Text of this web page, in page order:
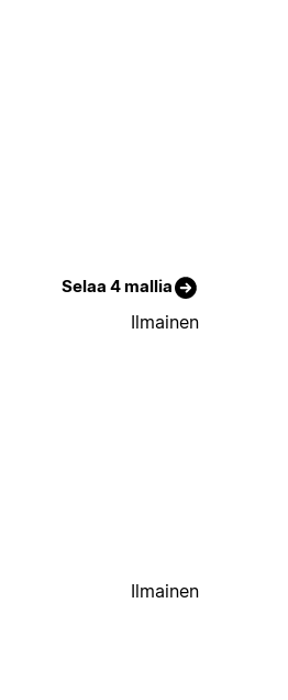
Selaa 4 mallia
Ilmainen
Ilmainen